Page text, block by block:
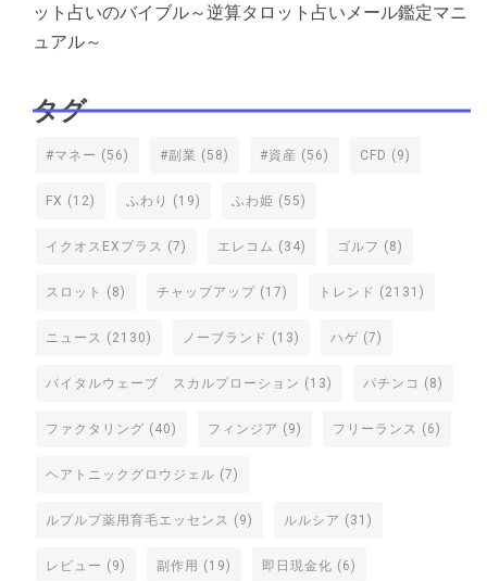
ット占いのバイブル～逆算タロット占いメール鑑定マニ
ュアル～
タグ
#マネー (56) #副業 (58) #資産 (56) CFD (9)
FX (12) ふわり (19) ふわ姫 (55)
イクオスEXプラス (7) エレコム (34) ゴルフ (8)
スロット (8) チャップアップ (17) トレンド (2131)
ニュース (2130) ノーブランド (13) ハゲ (7)
バイタルウェーブ スカルプローション (13) パチンコ (8)
ファクタリング (40) フィンジア (9) フリーランス (6)
ヘアトニックグロウジェル (7)
ルプルプ薬用育毛エッセンス (9) ルルシア (31)
レビュー (9) 副作用 (19) 即日現金化 (6)